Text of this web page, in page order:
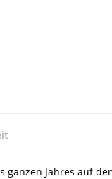
Jahres auf